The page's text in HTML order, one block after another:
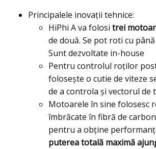
Principalele inovații tehnice:
HiPhi A va folosi trei
de două. Se pot roti cu
Sunt dezvoltate in-house
Pentru controlul roților
folosește o cutie de viteze
de a controla și vectorul de
Motoarele în sine folosesc
îmbrăcate în fibră de
pentru a obține
puterea totală maximă